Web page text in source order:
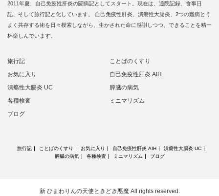
2011年夏、自己免疫性肝炎の闘病記としてスタート。現在は、通院記録、食事日
記、そして旅行記と化しています。 自己免疫性肝炎、潰瘍性大腸炎、2つの難病とう
まく共存する術を日々模索しながら、生かされた命に感謝しつつ、できることを精一
杯楽しんでいます。
旅行記
ことばのくすり
お気に入り
自己免疫性肝炎 AIH
潰瘍性大腸炎 UC
膵臓の病気
各種検査
ミニマリズム
ブログ
旅行記 ことばのくすり お気に入り 自己免疫性肝炎 AIH
潰瘍性大腸炎 UC
膵臓の病気
各種検査 ミニマリズム ブログ
新 ひまわりんの天使ときどき悪魔All rights reserved.